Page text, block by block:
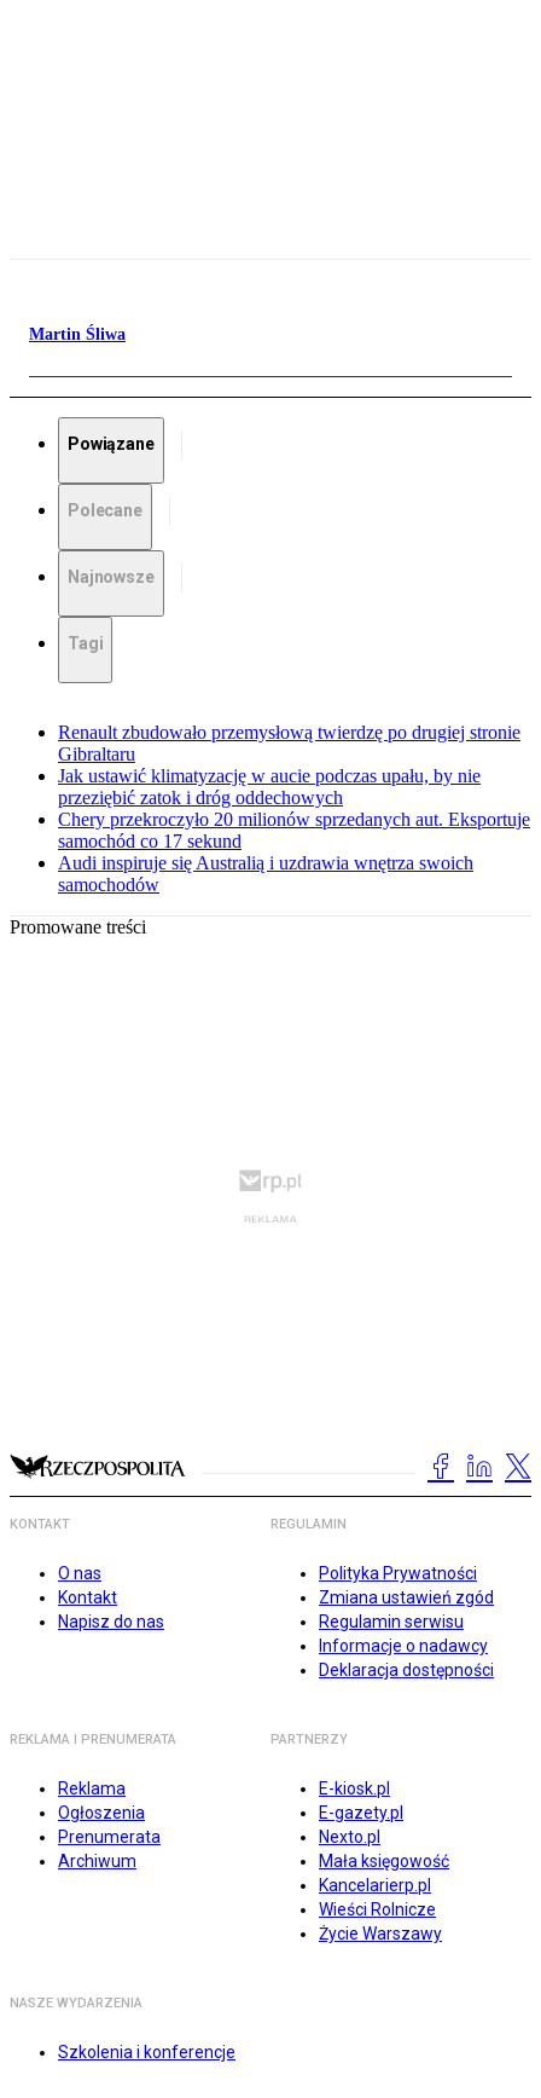
Martin Śliwa
Powiązane
Polecane
Najnowsze
Tagi
Renault zbudowało przemysłową twierdzę po drugiej stronie
Gibraltaru
Jak ustawić klimatyzację w aucie podczas upału, by nie
przeziębić zatok i dróg oddechowych
Chery przekroczyło 20 milionów sprzedanych aut. Eksportuje
samochód co 17 sekund
Audi inspiruje się Australią i uzdrawia wnętrza swoich
samochodów
Promowane treści
KONTAKT
O nas
Kontakt
Napisz do nas
REGULAMIN
Polityka Prywatności
Zmiana ustawień zgód
Regulamin serwisu
Informacje o nadawcy
Deklaracja dostępności
REKLAMA I PRENUMERATA
Reklama
Ogłoszenia
Prenumerata
Archiwum
PARTNERZY
E-kiosk.pl
E-gazety.pl
Nexto.pl
Mała księgowość
Kancelarierp.pl
Wieści Rolnicze
Życie Warszawy
NASZE WYDARZENIA
Szkolenia i konferencje